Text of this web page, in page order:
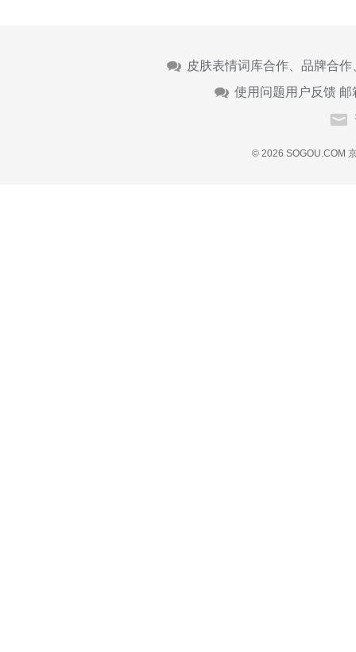
皮肤表情词库合作、品牌合
使用问题用户反馈 邮
© 2026 SOGOU.COM